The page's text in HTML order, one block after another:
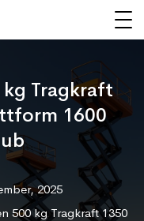
Tragkraft
1600
2025
500 kg Tragkraft 1350